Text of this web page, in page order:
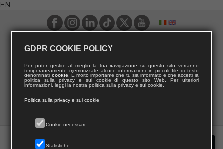
EN
GDPR COOKIE POLICY
Per poter gestire al meglio la tua navigazione su questo sito verranno
temporaneamente memorizzate alcune informazioni in piccoli file di testo
denominati cookie. È molto importante che tu sia informato e che accetti la
politica sulla privacy e sui cookie di questo sito Web. Per ulteriori
informazioni, leggi la nostra politica sulla privacy e sui cookie.
Politica sulla privacy e sui cookie
Cookie necessari
Statistiche